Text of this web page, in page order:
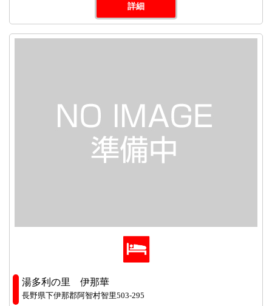
詳細
湯多利の里 伊那華
長野県下伊那郡阿智村智里503-295